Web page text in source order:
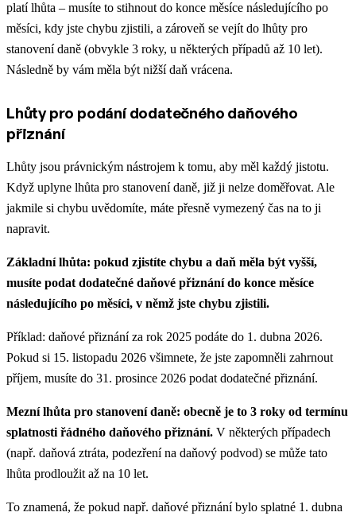
platí lhůta – musíte to stihnout do konce měsíce následujícího po
měsíci, kdy jste chybu zjistili, a zároveň se vejít do lhůty pro
stanovení daně (obvykle 3 roky, u některých případů až 10 let).
Následně by vám měla být nižší daň vrácena.
Lhůty pro podání dodatečného daňového
přiznání
Lhůty jsou právnickým nástrojem k tomu, aby měl každý jistotu.
Když uplyne lhůta pro stanovení daně, již ji nelze doměřovat. Ale
jakmile si chybu uvědomíte, máte přesně vymezený čas na to ji
napravit.
Základní lhůta: pokud zjistíte chybu a daň měla být vyšší,
musíte podat dodatečné daňové přiznání do konce měsíce
následujícího po měsíci, v němž jste chybu zjistili.
Příklad: daňové přiznání za rok 2025 podáte do 1. dubna 2026.
Pokud si 15. listopadu 2026 všimnete, že jste zapomněli zahrnout
příjem, musíte do 31. prosince 2026 podat dodatečné přiznání.
Mezní lhůta pro stanovení daně: obecně je to 3 roky od termínu
splatnosti řádného daňového přiznání. V některých případech
(např. daňová ztráta, podezření na daňový podvod) se může tato
lhůta prodloužit až na 10 let.
To znamená, že pokud např. daňové přiznání bylo splatné 1. dubna